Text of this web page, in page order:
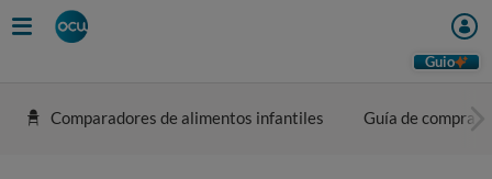
Guio
Comparadores de alimentos infantiles Guía de compra